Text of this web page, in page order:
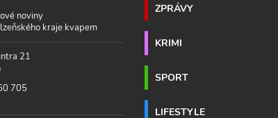
noviny
kraje kvapem
21
705
ZPRÁVY
KRIMI
SPORT
LIFESTYLE